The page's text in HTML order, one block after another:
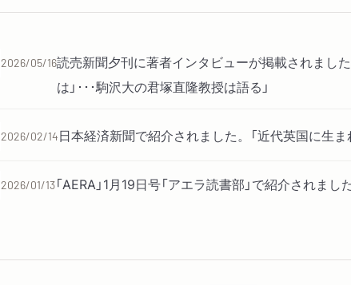
2026/05/16読売新聞夕刊に著者インタビューが掲載されまし
は」･･･駒沢大の君塚直隆教授は語る」
2026/02/14日本経済新聞で紹介されました。「近代英国に生ま
2026/01/13「AERA」1月19日号「アエラ読書部」で紹介されまし